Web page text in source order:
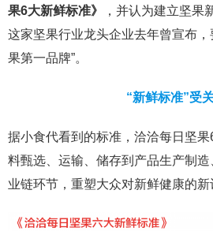
果6大新鲜标准》
，并认为建立坚果
这家坚果行业龙头企业去年曾宣布，
果第一品牌”。
“新鲜标准”受
据小食代看到的标准，洽洽每日坚
料甄选、运输、储存到产品生产制
业链环节，重塑大众对新鲜健康的新